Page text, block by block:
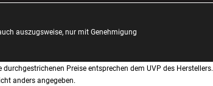
auszugsweise, nur mit Genehmigung
Preise entsprechen dem UVP des Herstellers.
anders angegeben.